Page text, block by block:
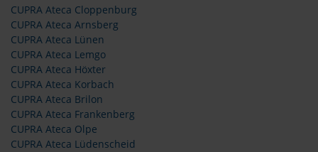
CUPRA Ateca Cloppenburg
CUPRA Ateca Arnsberg
CUPRA Ateca Lünen
CUPRA Ateca Lemgo
CUPRA Ateca Höxter
CUPRA Ateca Korbach
CUPRA Ateca Brilon
CUPRA Ateca Frankenberg
CUPRA Ateca Olpe
CUPRA Ateca Lüdenscheid